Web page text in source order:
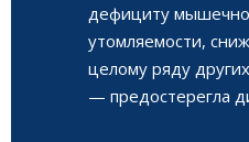
дефициту
утомляемости,
целому ряду
— предостерегла